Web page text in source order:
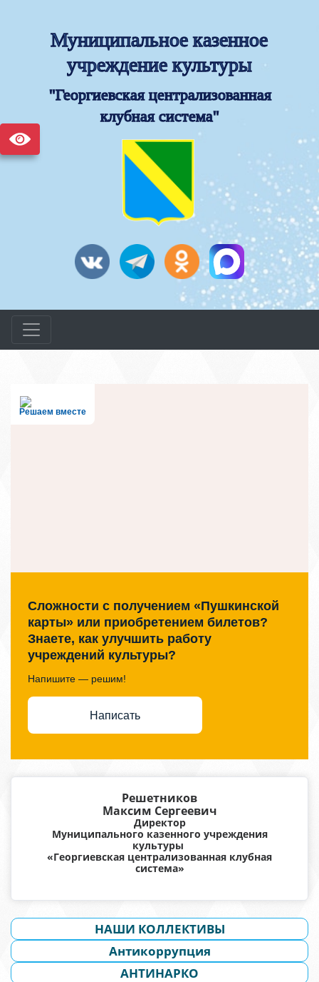
"Георгиевская централизованная
учреждение культуры
Решаем вместе
Сложности с получением «Пушкинской
карты» или приобретением билетов?
Знаете, как улучшить работу
учреждений культуры?
Напишите — решим!
Написать
Решетников
Максим Сергеевич
Директор
Муниципального казенного учреждения
культуры
«Георгиевская централизованная клубная
система»
НАШИ КОЛЛЕКТИВЫ
Антикоррупция
АНТИНАРКО